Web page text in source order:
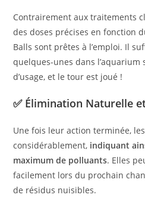
Contrairement aux traitements
des doses précises en fonction
Balls sont prêtes à l’emploi. Il
quelques-unes dans
d’usage, et le tour est joué !
✅ Élimination Naturelle
Une fois leur action terminée,
considérablement, indiquant
maximum de polluants. Elles
facilement lors du prochain
de résidus nuisibles.